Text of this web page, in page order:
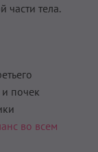
части тела.
почек
во всем